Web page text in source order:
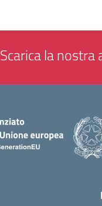
Scarica la nostra